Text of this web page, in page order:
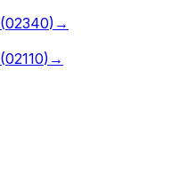
(02340) →
(02110) →